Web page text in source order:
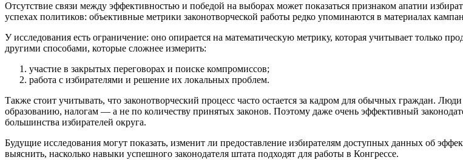
Отсутствие связи между эффективностью и победой на выборах может показаться признаком апатии
успехах политиков: объективные метрики законотворческой работы редко упоминаются в материалах
У исследования есть ограничение: оно опирается на математическую метрику, которая учитывает только
другими способами, которые сложнее измерить:
участие в закрытых переговорах и поиске компромиссов;
работа с избирателями и решение их локальных проблем.
Также стоит учитывать, что законотворческий процесс часто остается за кадром для обычных граждан.
образованию, налогам — а не по количеству принятых законов. Поэтому даже очень эффективный
большинства избирателей округа.
Будущие исследования могут показать, изменит ли предоставление избирателям доступных данных об
выяснить, насколько навыки успешного законодателя штата подходят для работы в Конгрессе.